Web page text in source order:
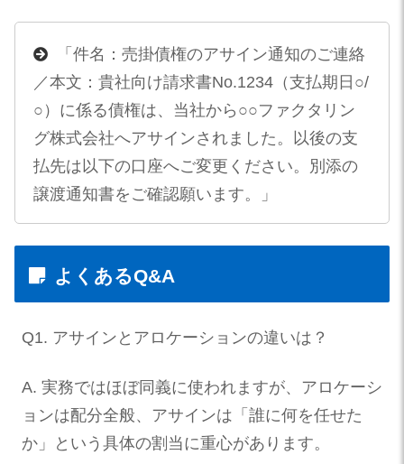
「件名：売掛債権のアサイン通知のご連絡
／本文：貴社向け請求書No.1234（支払期日○/
○）に係る債権は、当社から○○ファクタリン
グ株式会社へアサインされました。以後の支
払先は以下の口座へご変更ください。別添の
譲渡通知書をご確認願います。」
よくあるQ&A
Q1. アサインとアロケーションの違いは？
A. 実務ではほぼ同義に使われますが、アロケーシ
ョンは配分全般、アサインは「誰に何を任せた
か」という具体の割当に重心があります。